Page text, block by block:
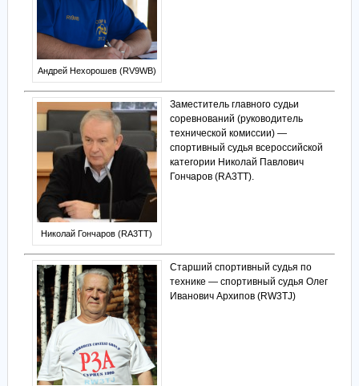
Андрей Нехорошев (RV9WB)
Николай Гончаров (RA3TT)
Заместитель главного судьи
соревнований (руководитель
технической комиссии) —
спортивный судья всероссийской
категории Николай Павлович
Гончаров (RA3TT).
Старший спортивный судья по
технике — спортивный судья Олег
Иванович Архипов (RW3TJ)